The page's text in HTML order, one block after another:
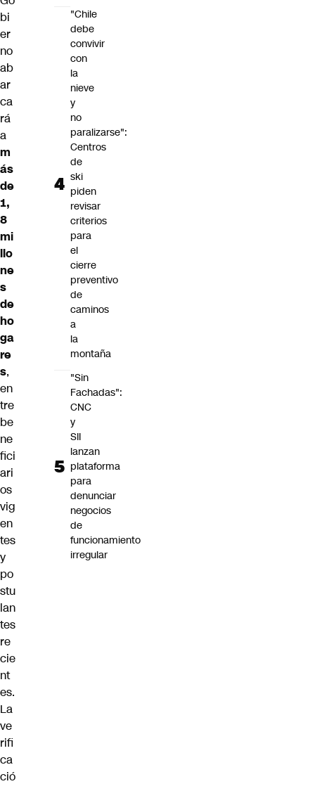
bi
er
no
ab
ar
ca
rá
a
m
ás
de
1,
8
mi
llo
ne
s
de
ho
ga
re
s,
en
tre
be
ne
fici
ari
os
vig
en
tes
y
po
stu
lan
tes
re
cie
nt
es.
La
ve
rifi
ca
ció
"Chile
debe
convivir
con
la
nieve
y
no
paralizarse":
Centros
de
ski
piden
revisar
criterios
para
el
cierre
preventivo
de
caminos
a
la
montaña
"Sin
Fachadas":
CNC
y
SII
lanzan
plataforma
para
denunciar
negocios
de
funcionamiento
irregular